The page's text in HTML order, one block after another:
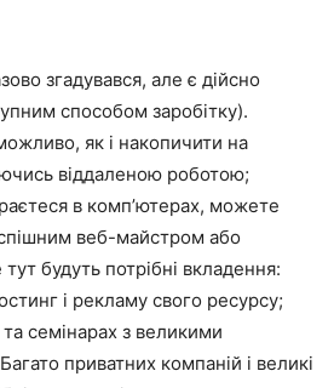
згадувався, але є дійсно
способом заробітку).
як і накопичити на
віддаленою роботою;
в комп’ютерах, можете
веб-майстром або
будуть потрібні вкладення:
і рекламу свого ресурсу;
семінарах з великими
приватних компаній і великі